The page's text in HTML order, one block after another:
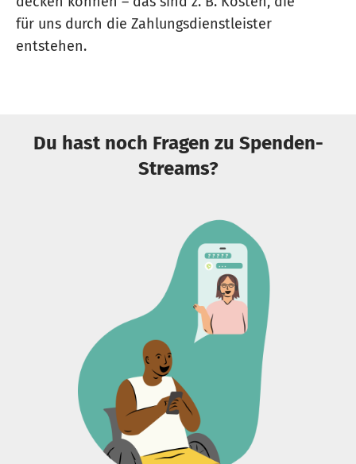
für uns durch die Zahlungsdienstleister
entstehen.
Du hast noch Fragen zu Spenden-
Streams?